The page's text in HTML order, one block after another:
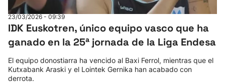
23/03/2026 - 09:39
IDK Euskotren, único equipo vasco que ha
ganado en la 25ª jornada de la Liga Endesa
El equipo donostiarra ha vencido al Baxi Ferrol, mientras que el
Kutxabank Araski y el Lointek Gernika han acabado con
derrota.